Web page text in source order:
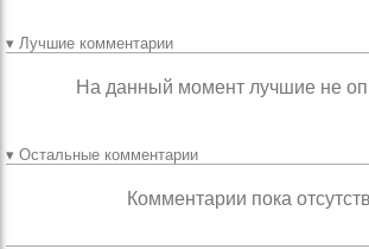
▾ Лучшие комментарии
На данный момент лучшие не
▾ Остальные комментарии
Комментарии пока